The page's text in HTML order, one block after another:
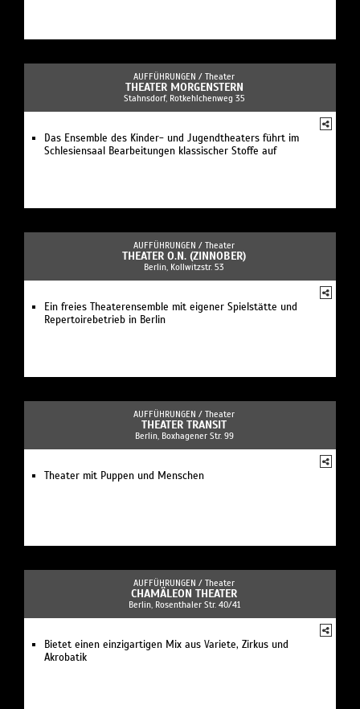
AUFFÜHRUNGEN / Theater
THEATER MORGENSTERN
Stahnsdorf, Rotkehlchenweg 35
Das Ensemble des Kinder- und Jugendtheaters führt im
Schlesiensaal Bearbeitungen klassischer Stoffe auf
AUFFÜHRUNGEN / Theater
THEATER O.N. (ZINNOBER)
Berlin, Kollwitzstr. 53
Ein freies Theaterensemble mit eigener Spielstätte und
Repertoirebetrieb in Berlin
AUFFÜHRUNGEN / Theater
THEATER TRANSIT
Berlin, Boxhagener Str. 99
Theater mit Puppen und Menschen
AUFFÜHRUNGEN / Theater
CHAMÄLEON THEATER
Berlin, Rosenthaler Str. 40/41
Bietet einen einzigartigen Mix aus Variete, Zirkus und
Akrobatik